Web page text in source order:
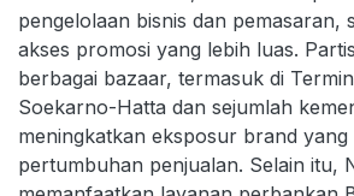
pengelolaan bisnis dan pemasaran,
akses promosi yang lebih luas.
berbagai bazaar, termasuk di
Soekarno-Hatta dan sejumlah
meningkatkan eksposur brand yang
pertumbuhan penjualan. Selain itu,